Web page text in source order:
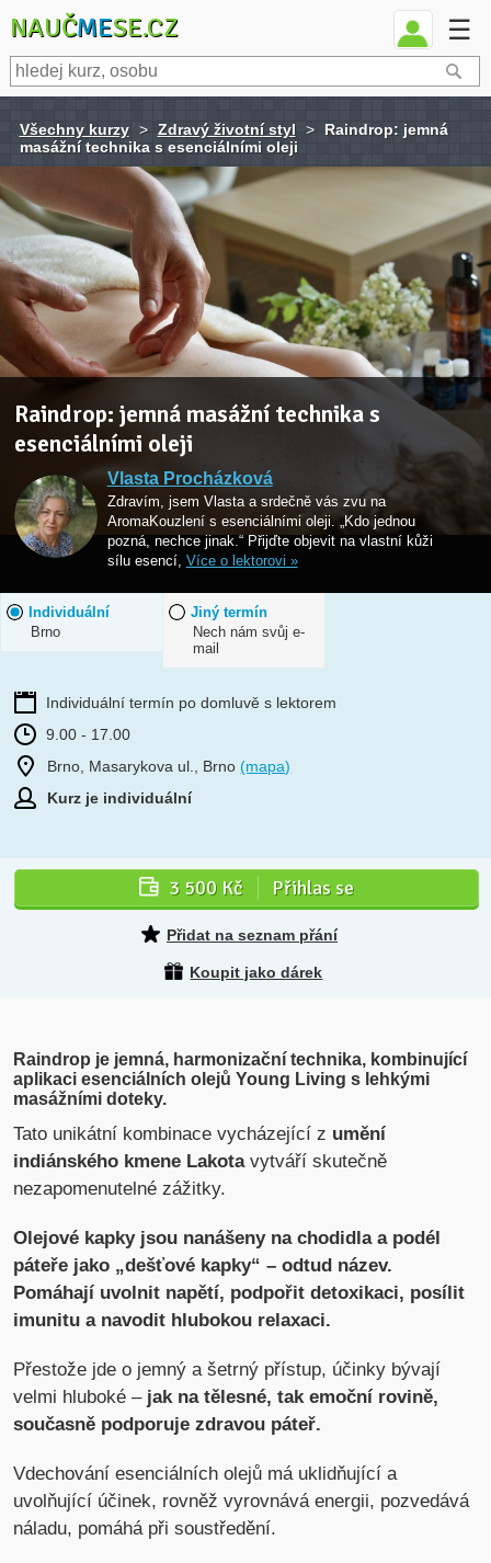
NAUČMESE.CZ ☰
Všechny kurzy > Zdravý životní styl >
Raindrop: jemná
masážní technika s esenciálními oleji
Raindrop: jemná masážní technika s
esenciálními oleji
Vlasta Procházková
Zdravím, jsem Vlasta a srdečně vás zvu na
AromaKouzlení s esenciálními oleji. „Kdo jednou
pozná, nechce jinak.“ Přijďte objevit na vlastní kůži
sílu esencí, Více o lektorovi »
Individuální
Brno
Jiný termín
Nech nám svůj e-
mail
Individuální termín po domluvě s lektorem
9.00 - 17.00
Brno, Masarykova ul., Brno(mapa)
Kurz je individuální
3 500 Kč Přihlas se
Přidat na seznam přání
Koupit jako dárek
Raindrop je jemná, harmonizační technika, kombinující
aplikaciesenciálních olejů Young Living s lehkými
masážními doteky.
Tato unikátní kombinace vycházející z umění
indiánského kmene Lakotavytváří skutečně
nezapomenutelné zážitky.
Olejové kapky jsou nanášeny na chodidla a podél
páteře jako „dešťové kapky“ – odtud název.
Pomáhají uvolnit napětí, podpořit detoxikaci, posílit
imunitu a navodit hlubokou relaxaci.
Přestože jde o jemný a šetrný přístup, účinky bývají
velmi hluboké – jak na tělesné, tak emoční rovině,
současně podporuje zdravou páteř.
Vdechování esenciálních olejů má uklidňující a
uvolňující účinek, rovněž vyrovnává energii, pozvedává
náladu, pomáhá při soustředění.